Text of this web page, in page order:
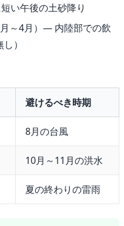
い午後の土砂降り
～4月）― 内陸部での飲
）
避けるべき時期
8月の台風
10月～11月の洪水
夏の終わりの雷雨